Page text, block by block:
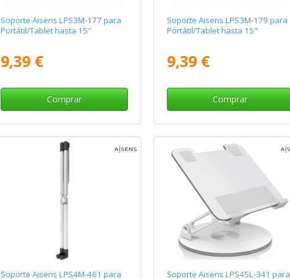
Soporte Aisens LPS3M-177 para
Portátil/Tablet hasta 15"
9,39 €
Comprar
Soporte Aisens LPS3M-179 para
Portátil/Tablet hasta 15"
9,39 €
Comprar
Soporte Aisens LPS4M-461 para
Soporte Aisens LPS4SL-341 para